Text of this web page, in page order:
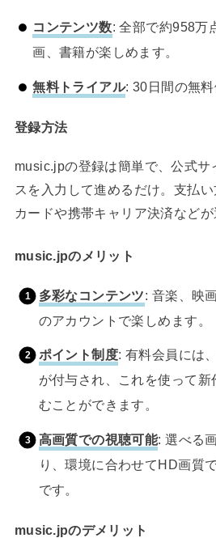
コンテンツ数: 全部で約958万
画、書籍が楽しめます。
無料トライアル: 30日間の無料
登録方法
music.jpの登録は簡単で、公式サ
スを入力して進めるだけ。支払
カードや携帯キャリア決済などが
music.jpのメリット
多彩なコンテンツ: 音楽、映
のアカウントで楽しめます。
ポイント制度: 有料会員には
が付与され、これを使って
むことができます。
高画質での視聴可能: 選べる
り、環境に合わせてHD画質
です。
music.jpのデメリット